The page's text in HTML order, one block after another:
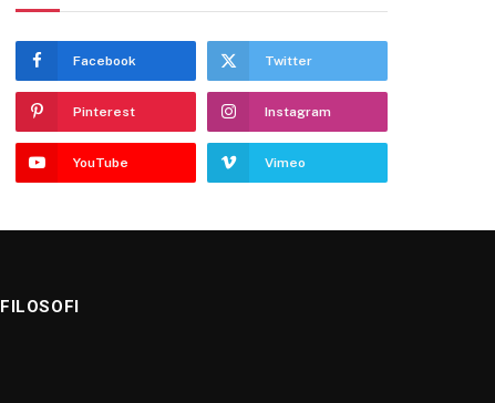
Facebook Twitter
Pinterest Instagram
YouTube Vimeo
FILOSOFI